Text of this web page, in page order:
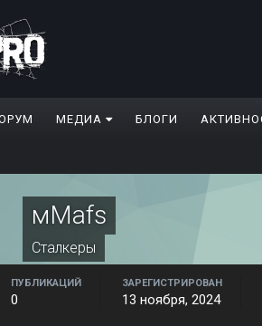
МЕДИА БЛОГИ
мMafs
Сталкеры
ПУБЛИКАЦИЙ
0
ЗАРЕГИСТРИРОВАН
13 ноября, 2024